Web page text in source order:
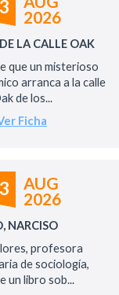
2026
LA CALLE OAK
que un misterioso
arranca a la calle
de los...
Ficha
AUG
2026
NARCISO
profesora
de sociología,
un libro sob...